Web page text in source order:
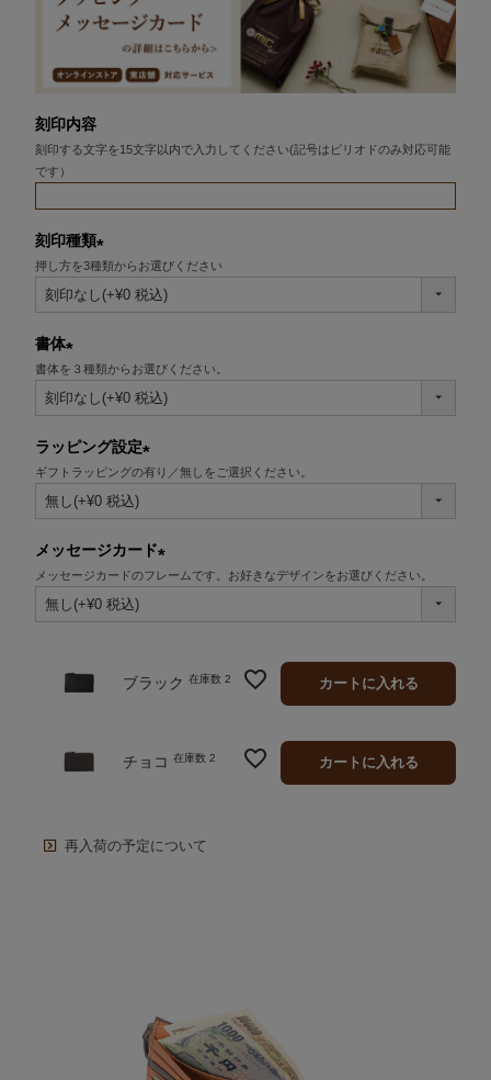
刻印内容
刻印する文字を15文字以内で入力してください(記号はピリオドのみ対応可能
です）
刻印種類
(必
須)
押し方を3種類からお選びください
書体
(必
須)
書体を３種類からお選びください。
ラッピング設定
(必
ギフトラッピングの有り／無しをご選択ください。
メッセージカード
(必
メッセージカードのフレームです。お好きなデザインをお選びください。
ブラック 在庫数 2 カートに入れる
チョコ 在庫数 2 カートに入れる
再入荷の予定について